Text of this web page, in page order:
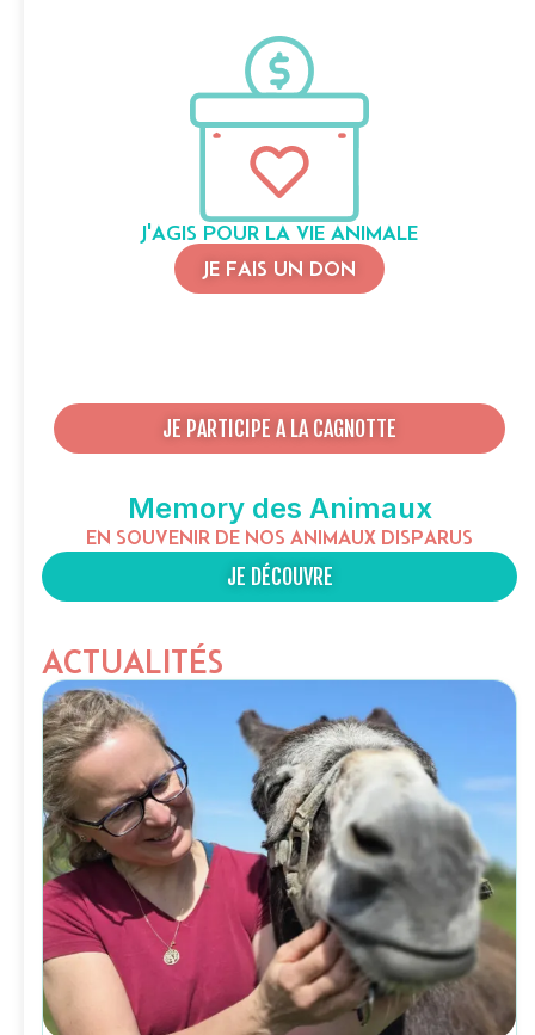
J'AGIS POUR LA VIE ANIMALE
JE FAIS UN DON
JE PARTICIPE A LA CAGNOTTE
Memory des Animaux
EN SOUVENIR DE NOS ANIMAUX DISPARUS
JE DÉCOUVRE
ACTUALITÉS